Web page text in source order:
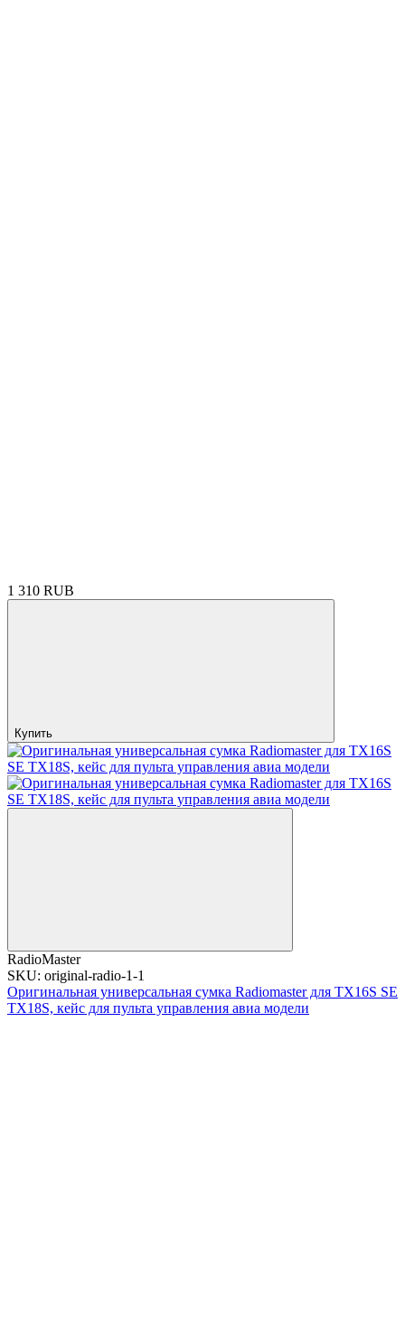
1 310 RUB
Купить
RadioMaster
SKU: original-radio-1-1
Оригинальная универсальная сумка Radiomaster для TX16S SE
TX18S, кейс для пульта управления авиа модели